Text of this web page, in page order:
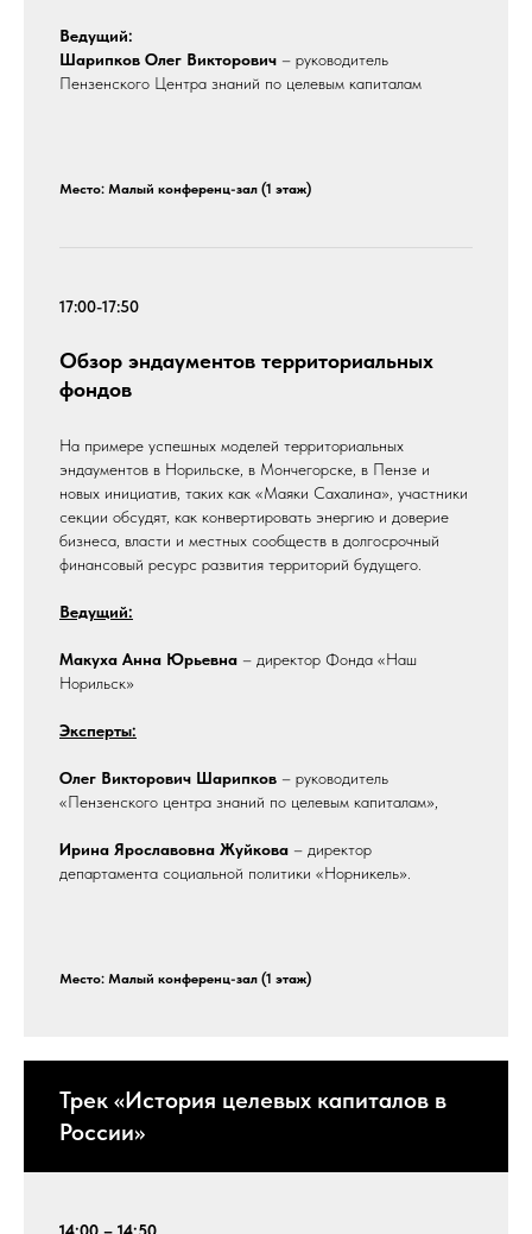
Ведущий:
Шарипков Олег Викторович – руководитель
Пензенского Центра знаний по целевым капиталам
Место: Малый конференц-зал (1 этаж)
17:00-17:50
Обзор эндаументов территориальных
фондов
На примере успешных моделей территориальных
эндаументов в Норильске, в Мончегорске, в Пензе и
новых инициатив, таких как «Маяки Сахалина», участники
секции обсудят, как конвертировать энергию и доверие
бизнеса, власти и местных сообществ в долгосрочный
финансовый ресурс развития территорий будущего.
Ведущий:
Макуха Анна Юрьевна – директор Фонда «Наш
Норильск»
Эксперты:
Олег Викторович Шарипков – руководитель
«Пензенского центра знаний по целевым капиталам»,
Ирина Ярославовна Жуйкова – директор
департамента социальной политики «Норникель».
Место: Малый конференц-зал (1 этаж)
Трек «История целевых капиталов в
России»